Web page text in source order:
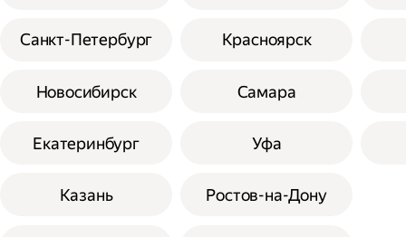
Санкт-Петербург
Новосибирск
Екатеринбург
Казань
Красноярск
Самара
Уфа
Ростов-на-Дону